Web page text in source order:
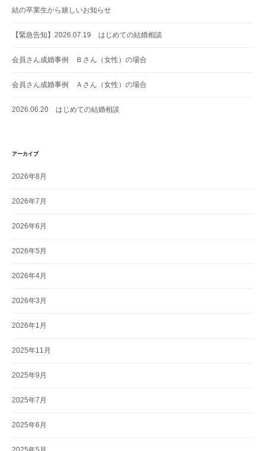
結の卒業生から嬉しいお知らせ
【緊急告知】2026.07.19 はじめての結婚相談
会員さん成婚事例 Ｂさん（女性）の場合
会員さん成婚事例 Ａさん（女性）の場合
2026.06.20 はじめての結婚相談
アーカイブ
2026年8月
2026年7月
2026年6月
2026年5月
2026年4月
2026年3月
2026年1月
2025年11月
2025年9月
2025年7月
2025年6月